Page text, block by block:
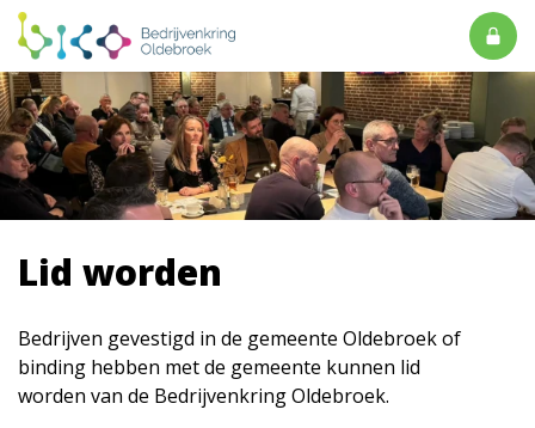
Lid worden
Bedrijven gevestigd in de gemeente Oldebroek of
binding hebben met de gemeente kunnen lid
worden van de Bedrijvenkring Oldebroek.